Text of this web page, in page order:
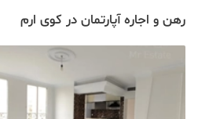
رهن و اجاره آپارتمان در کوی ارم